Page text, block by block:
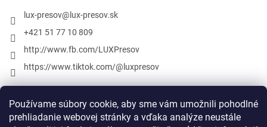
Používame súbory cookie, aby sme vám umožnili pohodlné
prehliadanie webovej stránky a vďaka analýze neustále
lux-presov@ lux-presov.sk
+421 51 77 10 809
http://www.fb.com/LUXPresov
https://www.tiktok.com/@luxpresov